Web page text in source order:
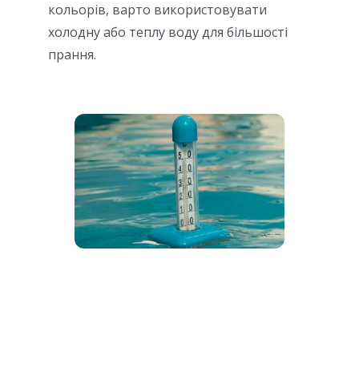
кольорів, варто використовувати
холодну або теплу воду для більшості
прання.